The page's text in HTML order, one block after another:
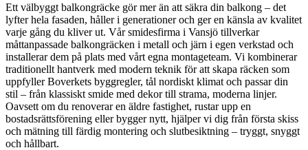
Ett välbyggt balkongräcke gör mer än att säkra din balkong – det
lyfter hela fasaden, håller i generationer och ger en känsla av kvalitet
varje gång du kliver ut. Vår smidesfirma i Vansjö tillverkar
måttanpassade balkongräcken i metall och järn i egen verkstad och
installerar dem på plats med vårt egna montageteam. Vi kombinerar
traditionellt hantverk med modern teknik för att skapa räcken som
uppfyller Boverkets byggregler, tål nordiskt klimat och passar din
stil – från klassiskt smide med dekor till strama, moderna linjer.
Oavsett om du renoverar en äldre fastighet, rustar upp en
bostadsrättsförening eller bygger nytt, hjälper vi dig från första skiss
och mätning till färdig montering och slutbesiktning – tryggt, snyggt
och hållbart.